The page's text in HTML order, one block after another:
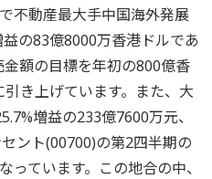
不動産最大手中国海外発展
の83億8000万香港ドルであ
額の目標を年初の800億香
き上げています。また、大
増益の233億7600万元、
ント(00700)の第2四半期の
っています。この地合の中、